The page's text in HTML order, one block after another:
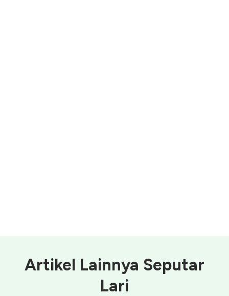
Artikel Lainnya Seputar
Lari